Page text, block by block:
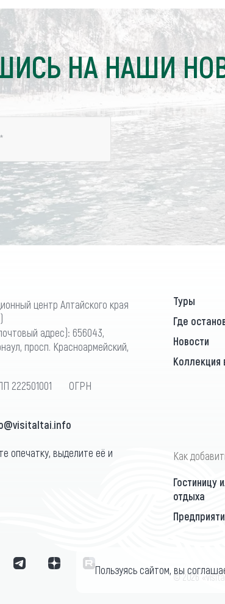
НА НАШИ
*
центр Алтайского края
адрес): 656043,
просп. Красноармейский,
222501001 ОГРН
опечатку, выделите её и
Туры
Где
Новости
Коллекция
Как
Гостиницу
отдыха
© 2026
Пользуясь сайтом, вы